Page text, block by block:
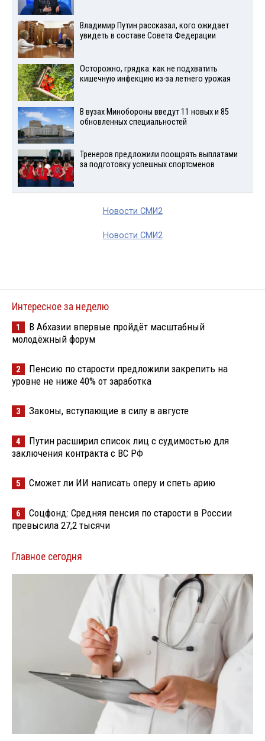
Владимир Путин рассказал, кого ожидает
увидеть в составе Совета Федерации
Осторожно, грядка: как не подхватить
кишечную инфекцию из-за летнего урожая
В вузах Минобороны введут 11 новых и 85
обновленных специальностей
Тренеров предложили поощрять выплатами
за подготовку успешных спортсменов
Новости СМИ2
Новости СМИ2
Интересное за неделю
1
В Абхазии впервые пройдёт масштабный
молодёжный форум
2
Пенсию по старости предложили закрепить на
уровне не ниже 40% от заработка
3 Законы, вступающие в силу в августе
4
Путин расширил список лиц с судимостью для
заключения контракта с ВС РФ
5 Сможет ли ИИ написать оперу и спеть арию
6
Соцфонд: Средняя пенсия по старости в России
превысила 27,2 тысячи
Главное сегодня